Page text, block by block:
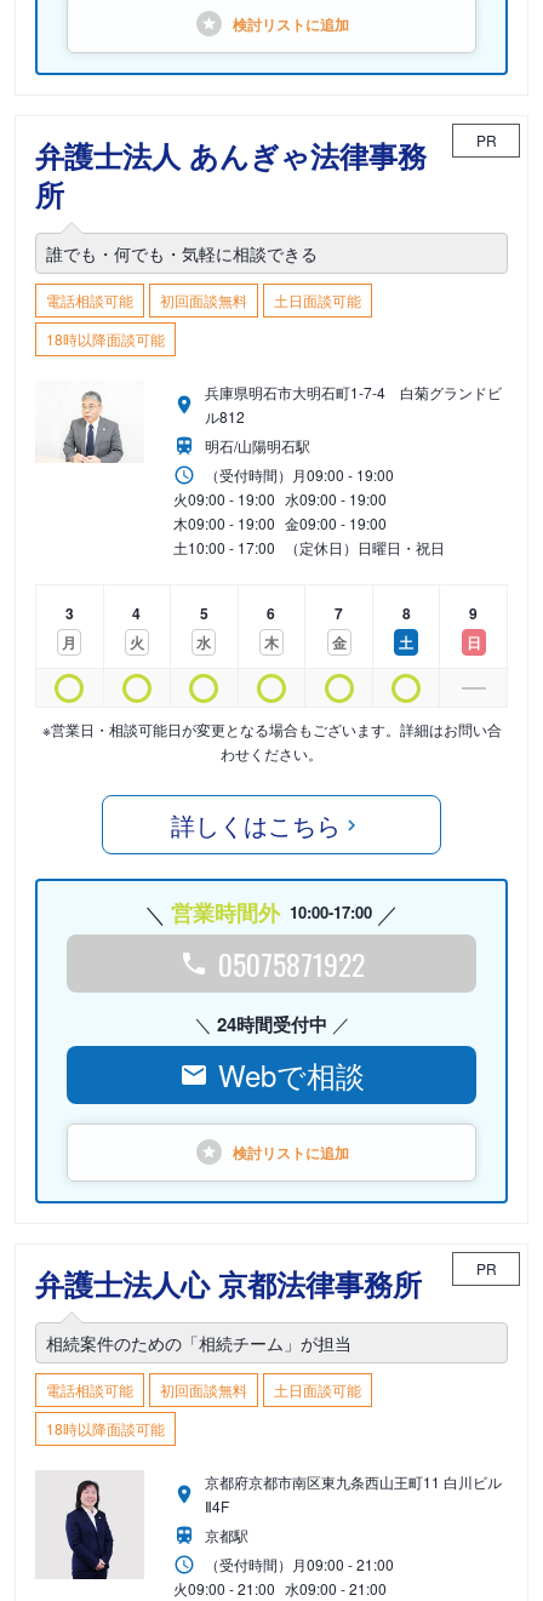
検討リストに追加
弁護士法人 あんぎゃ法律事務
所
PR
誰でも・何でも・気軽に相談できる
電話相談可能 初回面談無料
土日面談可能
18時以降面談可能
兵庫県明石市大明石町1-7-4 白菊グランドビ
ル812
明石/山陽明石駅
（受付時間） 月09:00 - 19:00
火09:00 - 19:00 水09:00 - 19:00
木09:00 - 19:00 金09:00 - 19:00
土10:00 - 17:00 （定休日）日曜日・祝日
3
月
4
火
5
水
6
木
7
金
8
土
9
日
※営業日・相談可能日が変更となる場合もございます。詳細はお問い合
わせください。
詳しくはこちら
営業時間外 10:00-17:00
05075871922
24時間受付中
Webで相談
検討リストに追加
弁護士法人心 京都法律事務所 PR
相続案件のための「相続チーム」が担当
電話相談可能 初回面談無料
土日面談可能
18時以降面談可能
京都府京都市南区東九条西山王町11 白川ビル
Ⅱ4F
京都駅
（受付時間） 月09:00 - 21:00
火09:00 - 21:00 水09:00 - 21:00